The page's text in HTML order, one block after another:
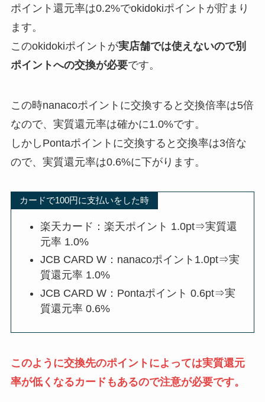
ポイント還元率は0.2%でokidokiポイントが貯まり
ます。
このokidokiポイントが実店舗では使えないので別
ポイントへの交換が必要です。
この時nanacoポイントに交換すると交換倍率は5倍
なので、実質還元率は確かに1.0%です。
しかしPontaポイントに交換すると交換率は3倍な
ので、実質還元率は0.6%に下がります。
カードで100円に支払いをした時
楽天カード：楽天ポイント 1.0pt⇒実質還
元率 1.0%
JCB CARD W：nanacoポイント1.0pt⇒実
質還元率 1.0%
JCB CARD W：Pontaポイント 0.6pt⇒実
質還元率 0.6%
このように交換先のポイントによっては実質還元
率が低くなるカードもあるので注意が必要です。